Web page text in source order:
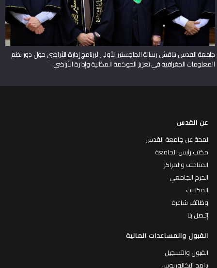
جامعة القدس تناقش رسالة الماجستير الأولى لبرنامج إدارة الأراضي حول دور نظم
المعلومات الجغرافية في تعزيز الحوكمة المكانية وإدارة الأراضي
عن القدس
لمحة عن جامعة القدس
مكتب رئيس الجامعة
المتاحف والمراكز
الحرم الجامعي
المكتبات
وظائف شاغرة
إتـصل بنا
القبول والمساعدات المالية
القبول والتسجيل
برامج البكالوريوس